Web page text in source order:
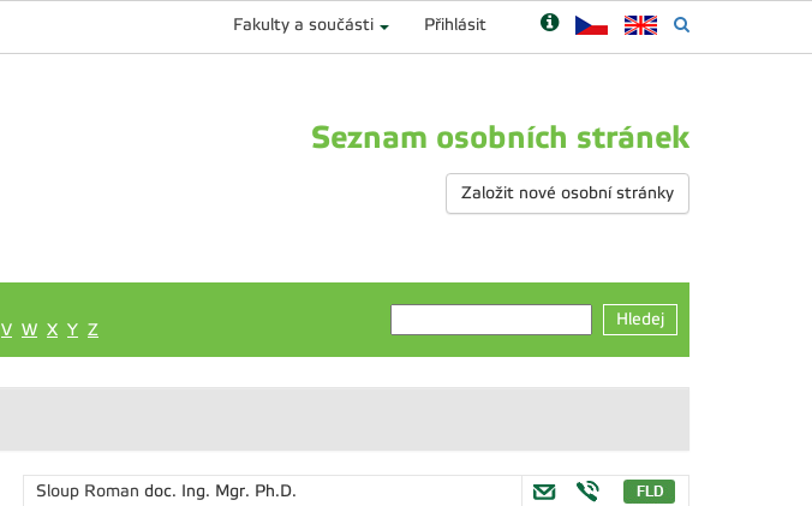
Fakulty a součásti Přihlásit
Seznam osobních stránek
Založit nové osobní stránky
V W X Y Z
Hledej
Sloup Roman doc. Ing. Mgr. Ph.D.